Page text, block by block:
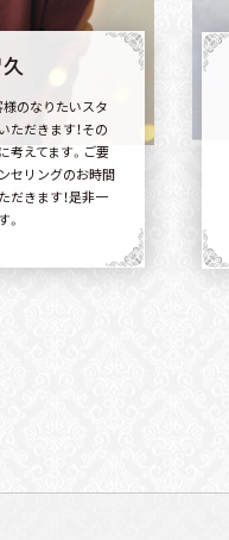
様のなりたいスタ
ただきます！その
考えてます。ご要
セリングのお時間
だきます！是非一
。